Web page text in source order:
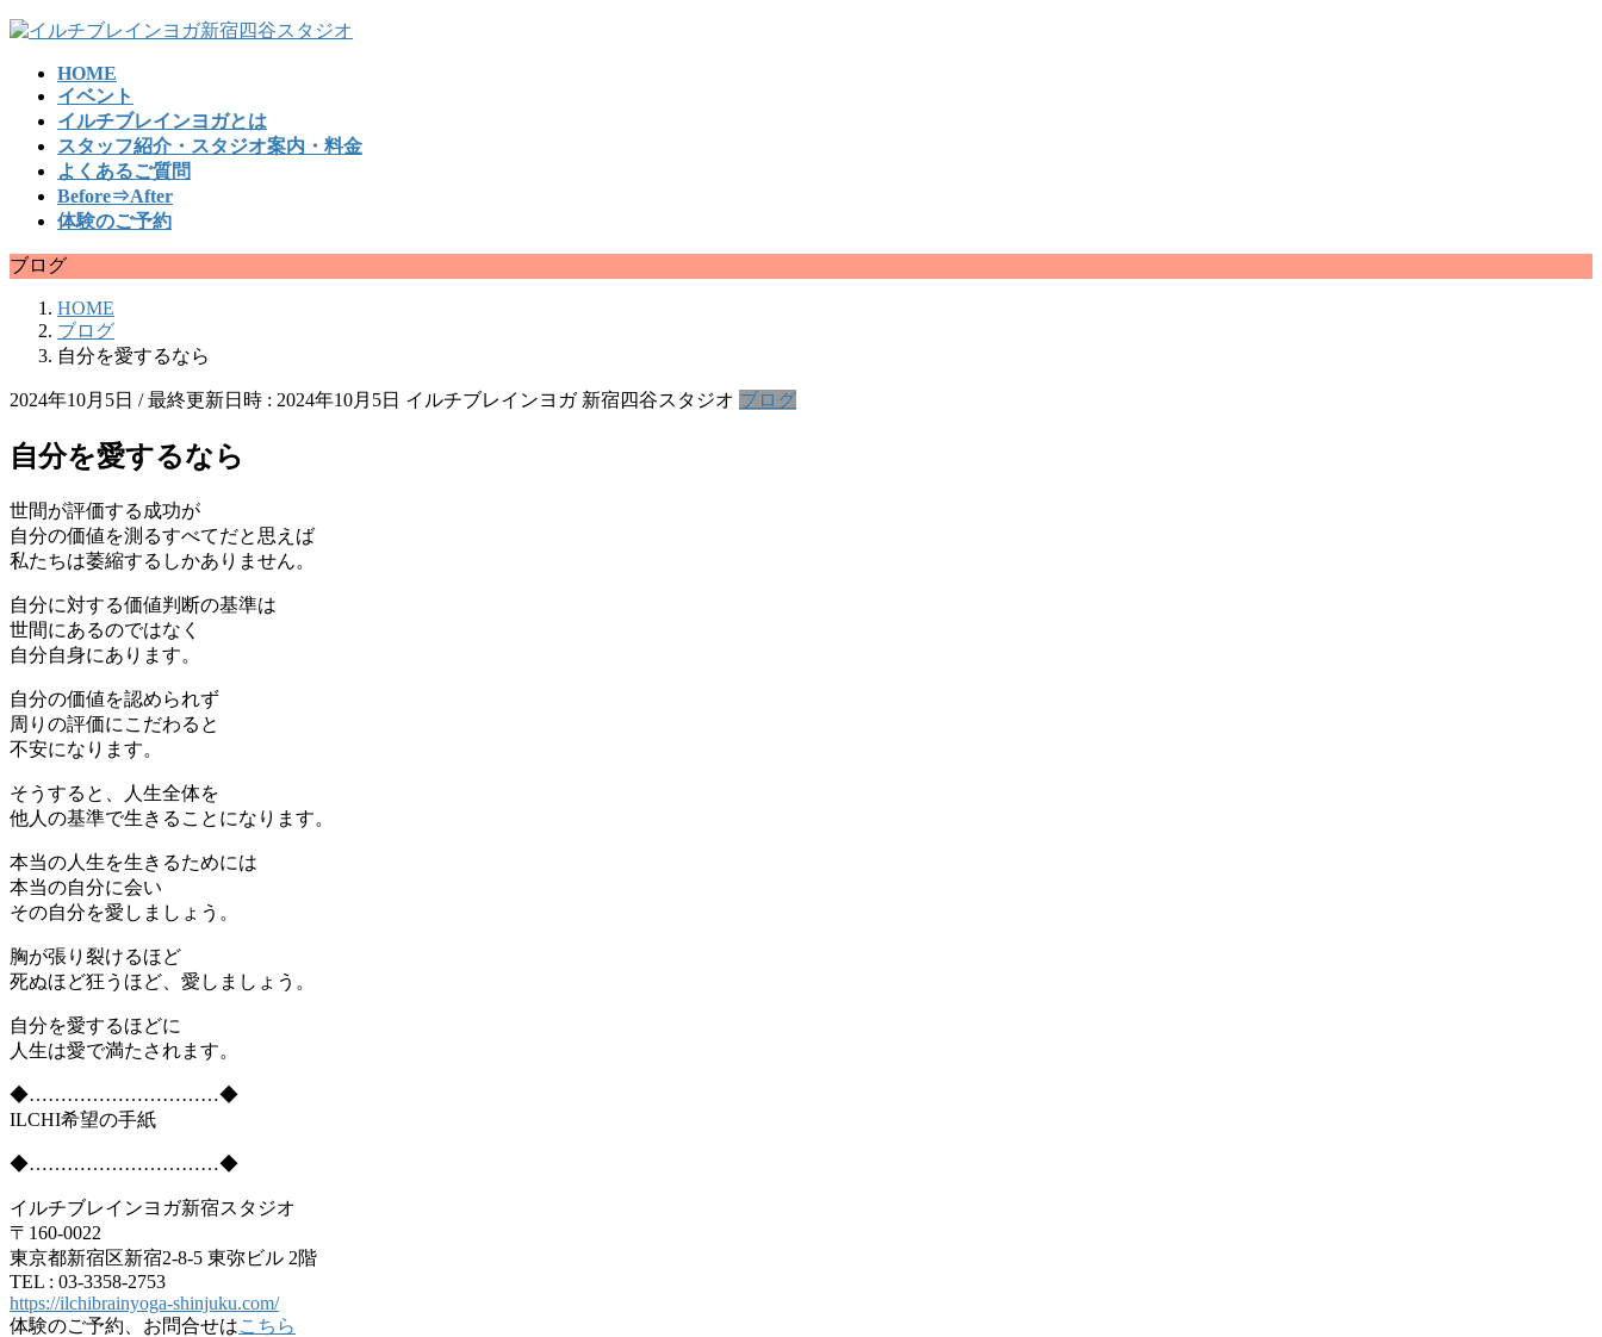
コ
プ
ナ
動
HOME
イベント
イルチブレインヨガとは
スタッフ紹介・スタジオ案内・料金
よくあるご質問
Before⇒After
体験のご予約
ブログ
HOME
ブログ
自分を愛するなら
2024年10月5日 / 最終更新日時 : 2024年10月5日 イルチブレインヨガ 新宿四谷スタジオ ブログ
自分を愛するなら
世間が評価する成功が
自分の価値を測るすべてだと思えば
私たちは萎縮するしかありません。
自分に対する価値判断の基準は
世間にあるのではなく
自分自身にあります。
自分の価値を認められず
周りの評価にこだわると
不安になります。
そうすると、人生全体を
他人の基準で生きることになります。
本当の人生を生きるためには
本当の自分に会い
その自分を愛しましょう。
胸が張り裂けるほど
死ぬほど狂うほど、愛しましょう。
自分を愛するほどに
人生は愛で満たされます。
◆…………………………◆
ILCHI希望の手紙
◆…………………………◆
イルチブレインヨガ新宿スタジオ
〒160-0022
東京都新宿区新宿2-8-5 東弥ビル 2階
TEL : 03-3358-2753
https://ilchibrainyoga-shinjuku.com/
体験のご予約、お問合せはこちら